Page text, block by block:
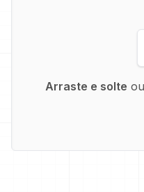
Arraste e solte ou